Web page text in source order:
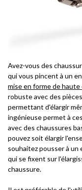
Avez-vous des
qui vous pincent à un
mise en forme de
robuste avec des
permettant d'élargir
ingénieuse permet à
avec des chaussures
pouvez soit élargir
souhaitez pousser à
qui se fixent sur
chaussure.